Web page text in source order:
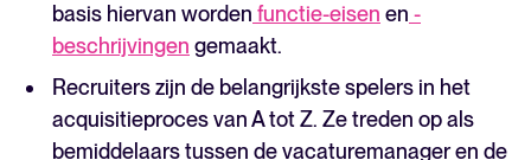
basis hiervan worden functie-eisen en -
beschrijvingen gemaakt.
Recruiters zijn de belangrijkste spelers in het
acquisitieproces van A tot Z. Ze treden op als
bemiddelaars tussen de vacaturemanager en de